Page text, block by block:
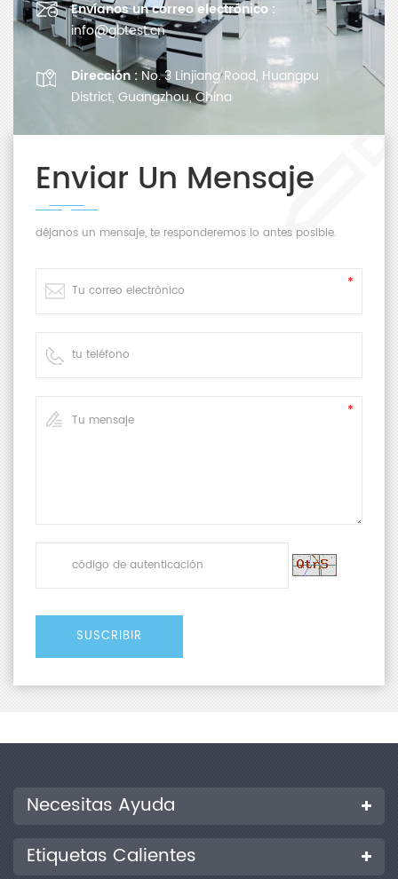
Envíanos un correo electrónico :
info@gbtest.cn
Dirección : No. 3 Linjiang Road, Huangpu
District, Guangzhou, China
Enviar Un Mensaje
déjanos un mensaje, te responderemos lo antes posible.
Necesitas Ayuda
Etiquetas Calientes